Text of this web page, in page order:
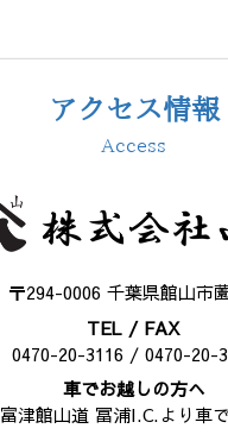
アクセス情報
Access
〒294-0006 千葉県館山市
TEL / FAX
0470-20-3116 / 0470-20-
車でお越しの方へ
富津館山道 冨浦I.C.より車